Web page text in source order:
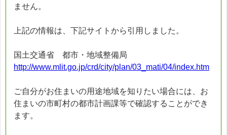
ません。
上記の情報は、下記サイトから引用しました。
国土交通省 都市・地域整備局
http://www.mlit.go.jp/crd/city/plan/03_mati/04/index.htm
ご自分がお住まいの用途地域を知りたい場合には、お
住まいの市町村の都市計画課等で確認することができ
ます。